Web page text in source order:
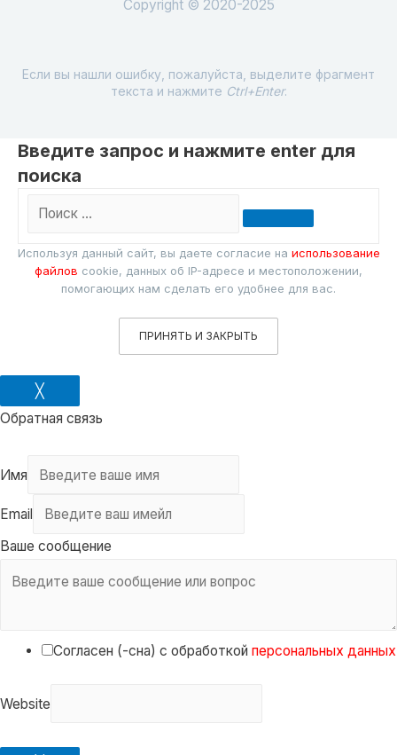
Copyright © 2020-2025
Если вы нашли ошибку, пожалуйста, выделите фрагмент
текста и нажмите Ctrl+Enter.
Введите запрос и нажмите enter для
поиска
Поиск
Используя данный сайт, вы даете согласие на использование
файлов cookie, данных об IP-адресе и местоположении,
помогающих нам сделать его удобнее для вас.
ПРИНЯТЬ И ЗАКРЫТЬ
╳
Обратная связь
Имя
Email
Ваше сообщение
Согласен (-сна) с обработкой персональных данных
Website